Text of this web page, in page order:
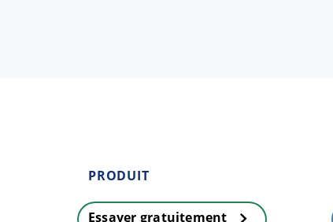
PRODUIT
Essayer gratuitement